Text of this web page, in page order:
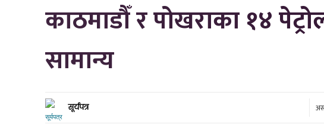
काठमाडौँ र पोखराका १४
सामान्य
सूर्यपत्र